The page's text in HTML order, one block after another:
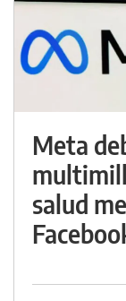
Meta
salud